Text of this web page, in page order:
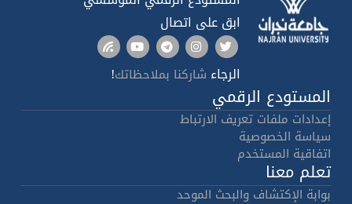
ابق على اتصال
الرجاء شاركنا بملاحظاتك!
المستودع الرقمي
إعدادات ملفات تعريف الارتباط
سياسة الخصوصية
اتفاقية المستخدم
تعلم معنا
بوابة الإكتشاف والبحث الموحد